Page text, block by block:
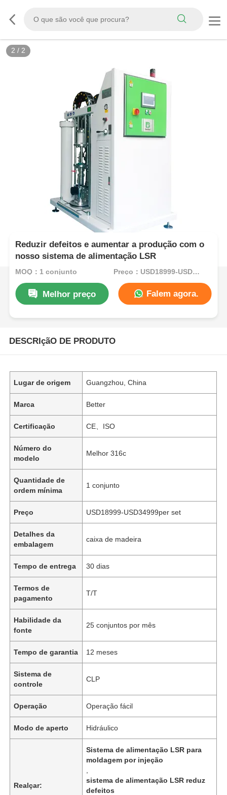
2 / 2
Reduzir defeitos e aumentar a produção com o
nosso sistema de alimentação LSR
MOQ：1 conjunto Preço：USD18999-USD34999per set
Melhor preço Falem agora.
DESCRIçãO DE PRODUTO
Lugar de origem Guangzhou, China
Marca Better
Certificação CE、ISO
Número do
modelo
Melhor 316c
Quantidade de
ordem mínima
1 conjunto
Preço USD18999-USD34999per set
Detalhes da
embalagem
caixa de madeira
Tempo de entrega 30 dias
Termos de
pagamento
T/T
Habilidade da
fonte
25 conjuntos por mês
Tempo de garantia 12 meses
Sistema de
controle
CLP
Operação Operação fácil
Modo de aperto Hidráulico
Realçar:
Sistema de alimentação LSR para
moldagem por injeção
sistema de alimentação LSR reduz
defeitos